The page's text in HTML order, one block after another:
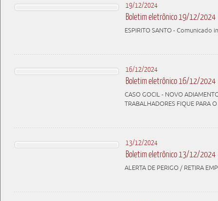
19/12/2024
Boletim eletrônico 19/12/2024
ESPIRITO SANTO -
16/12/2024
Boletim eletrônico 16/12/2024
CASO GOCIL - NOVO
TRABALHADORES FIQUE PARA
13/12/2024
Boletim eletrônico 13/12/2024
ALERTA DE PERIGO / RETIRA